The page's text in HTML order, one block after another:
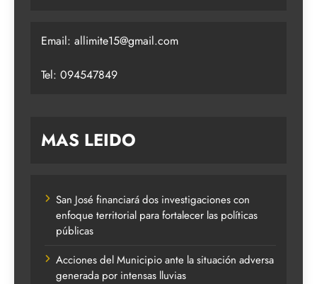
Email: allimite15@gmail.com
Tel: 094547849
MAS LEIDO
San José financiará dos investigaciones con
enfoque territorial para fortalecer las políticas
públicas
Acciones del Municipio ante la situación adversa
generada por intensas lluvias